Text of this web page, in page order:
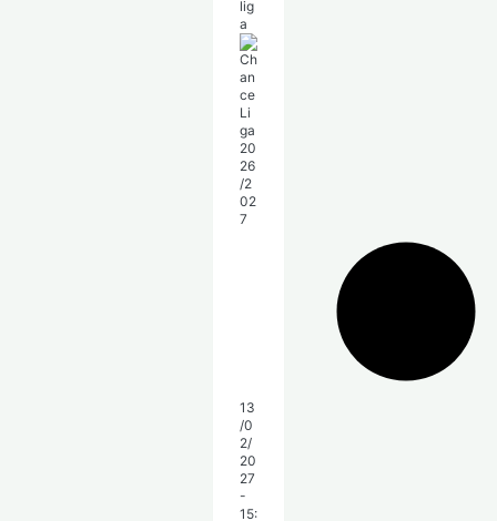
lig
a
13
/0
2/
20
27
-
15: